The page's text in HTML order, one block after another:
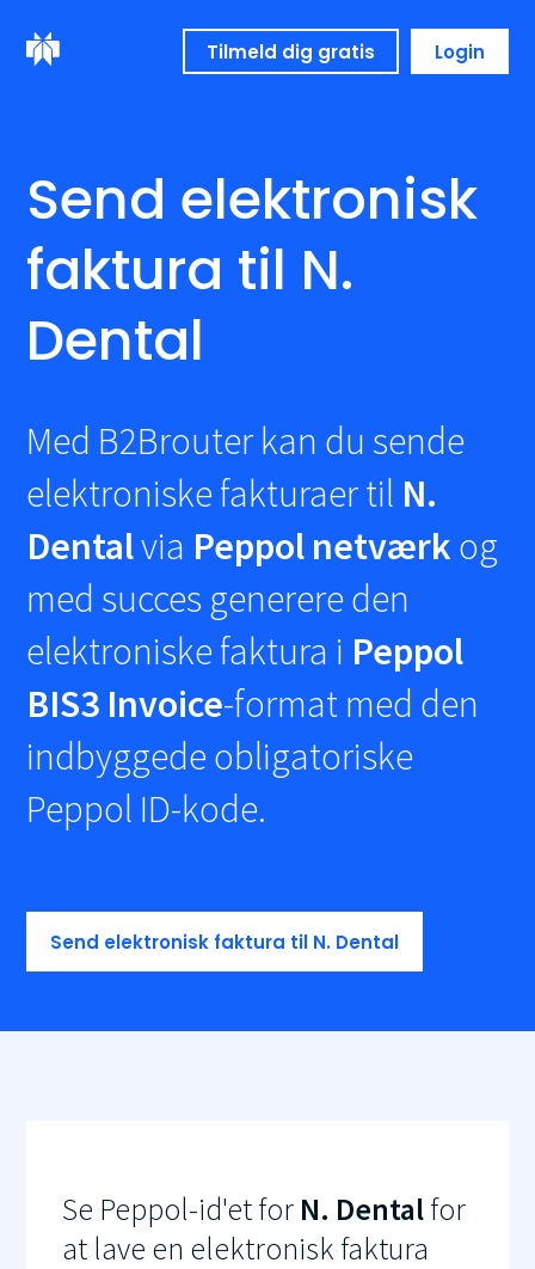
Tilmeld dig gratis Login
Send elektronisk
faktura til N.
Dental
Med B2Brouter kan du sende
elektroniske fakturaer til N.
Dentalvia Peppol netværk og
med succes generere den
elektroniske faktura i Peppol
BIS3 Invoice-format med den
indbyggede obligatoriske
Peppol ID-kode.
Send elektronisk faktura til N. Dental
Se Peppol-id'et for N. Dentalfor
at lave en elektronisk faktura